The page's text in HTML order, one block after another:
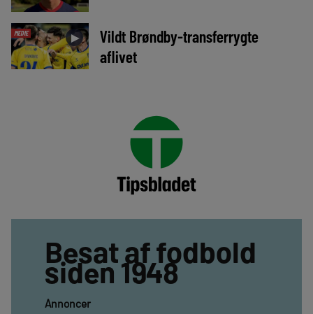
MEDIE ►
Vildt Brøndby-transferrygte
aflivet
Besat af fodbold
siden 1948
Annoncer